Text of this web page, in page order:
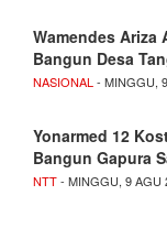
Wamendes
Bangun Desa
NASIONAL - MINGGU,
Yonarmed 12
Bangun Gapura
NTT- MINGGU, 9 AGU